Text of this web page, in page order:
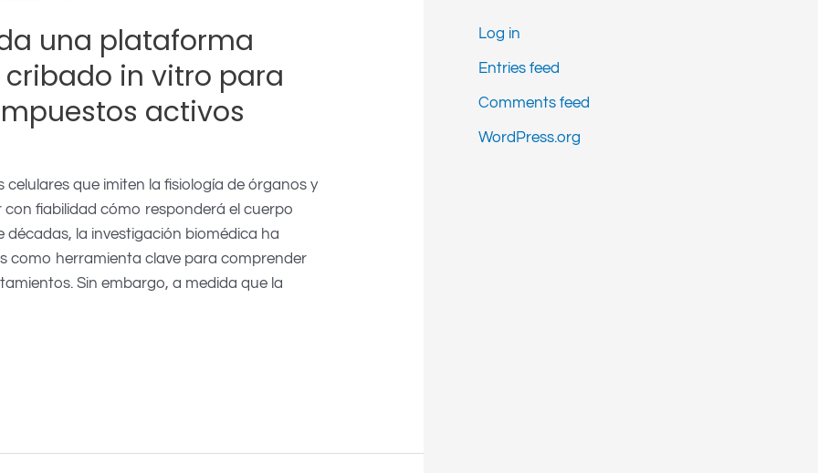
una plataforma
in vitro para
activos
celulares que imiten la fisiología de órganos y
fiabilidad cómo responderá el cuerpo
la investigación biomédica ha
como herramienta clave para comprender
Sin embargo, a medida que la
Log in
Entries feed
Comments feed
WordPress.org